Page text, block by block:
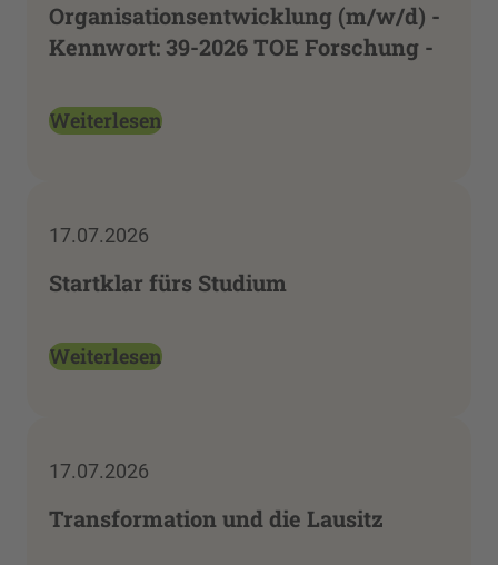
Organisationsentwicklung (m/w/d) -
Kennwort: 39-2026 TOE Forschung -
Weiterlesen
17.07.2026
Startklar fürs Studium
Weiterlesen
17.07.2026
Transformation und die Lausitz